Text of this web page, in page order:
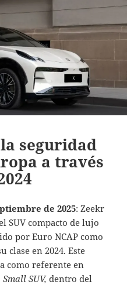
seguridad
a través
de 2025: Zeekr
SUV compacto de lujo
por Euro NCAP como
clase en 2024. Este
como referente en
Small SUV, dentro del